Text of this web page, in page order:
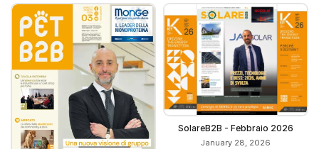
SolareB2B - Febbraio 2026
January 28, 2026